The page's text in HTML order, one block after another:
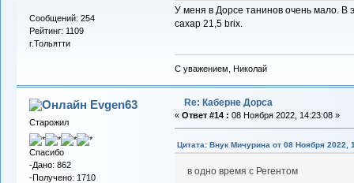
Сообщений: 254
Рейтинг: 1109
г.Тольятти
У меня в Дорсе танинов очень мало. В
сахар 21,5 brix.
С уважением, Николай
Evgen63
Старожил
Спасибо
-Дано: 862
-Получено: 1710
Re: Каберне Дорса
« Ответ #14 : 08 Ноября 2022, 14:23:08 »
Цитата: Внук Мичурина от 08 Ноября 2022,
в одно время с Регентом